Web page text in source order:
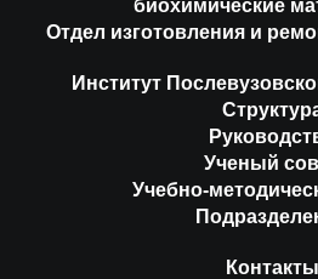
биохимические
Отдел изготовления и
Институт
Ученый
Учебно-
Контакты